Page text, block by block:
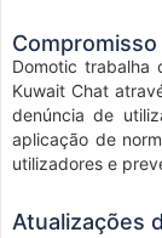
Domotic trabalha
Kuwait Chat
denúncia de
aplicação de
utilizadores e
Atualizações